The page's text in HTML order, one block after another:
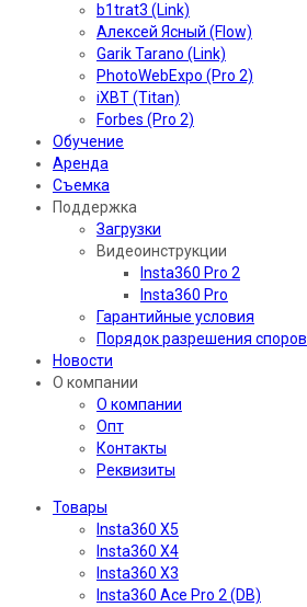
b1trat3 (Link)
Алексей Ясный (Flow)
Garik Tarano (Link)
PhotoWebExpo (Pro 2)
iXBT (Titan)
Forbes (Pro 2)
Обучение
Аренда
Съемка
Поддержка
Загрузки
Видеоинструкции
Insta360 Pro 2
Insta360 Pro
Гарантийные условия
Порядок разрешения споров
Новости
О компании
О компании
Опт
Контакты
Реквизиты
Товары
Insta360 X5
Insta360 X4
Insta360 X3
Insta360 Ace Pro 2 (DB)